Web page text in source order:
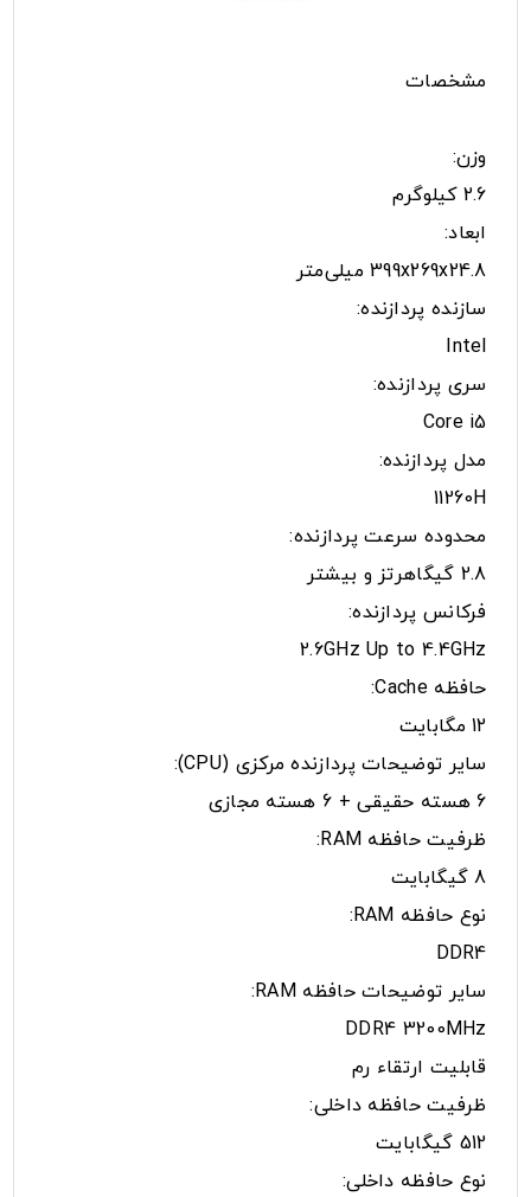
مشخصات
وزن:
2.6 کیلوگرم
ابعاد:
399x269x24.8 میلی‌متر
سازنده پردازنده:
Intel
سری پردازنده:
Core i5
مدل پردازنده:
11260H
محدوده سرعت پردازنده:
2.8 گیگاهرتز و بیشتر
فرکانس پردازنده:
2.6GHz Up to 4.4GHz
حافظه Cache:
12 مگابایت
سایر توضیحات پردازنده مرکزی (CPU):
6 هسته حقیقی + 6 هسته مجازی
ظرفیت حافظه RAM:
8 گیگابایت
نوع حافظه RAM:
DDR4
سایر توضیحات حافظه RAM:
DDR4 3200MHz
قابلیت ارتقاء رم
ظرفیت حافظه داخلی:
512 گیگابایت
نوع حافظه داخلی: